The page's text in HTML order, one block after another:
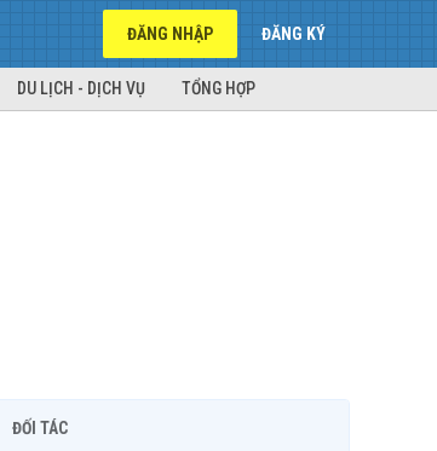
ĐĂNG NHẬP ĐĂNG KÝ
DU LỊCH - DỊCH VỤ TỔNG HỢP
ĐỐI TÁC